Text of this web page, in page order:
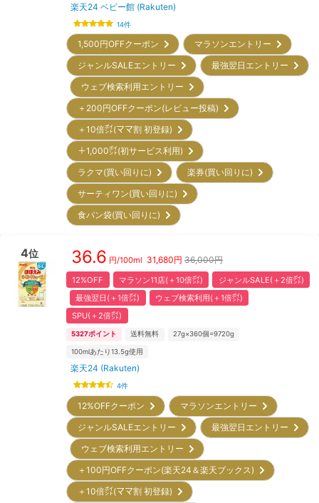
楽天24 ベビー館 (Rakuten)
14件
1,500円OFFクーポン
マラソンエントリー
ジャンルSALEエントリー
最強翌日エントリー
ウェブ検索利用エントリー
＋200円OFFクーポン(レビュー投稿)
＋10倍㌽(ママ割 初登録)
＋1,000㌽(初サービス利用)
ラクマ(買い回りに)
楽券(買い回りに)
サーティワン(買い回りに)
食パン袋(買い回りに)
4位 36.6 円/100ml 31,680円 36,000円
12%OFF マラソン11店(＋10倍㌽)
ジャンルSALE(＋2倍㌽)
最強翌日(＋1倍㌽)
ウェブ検索利用(＋1倍㌽)
SPU(＋2倍㌽)
5327ポイント 送料無料 27g×360個=9720g
100mlあたり13.5g使用
楽天24 (Rakuten)
4件
12%OFFクーポン
マラソンエントリー
ジャンルSALEエントリー
最強翌日エントリー
ウェブ検索利用エントリー
＋100円OFFクーポン(楽天24＆楽天ブックス)
＋10倍㌽(ママ割 初登録)